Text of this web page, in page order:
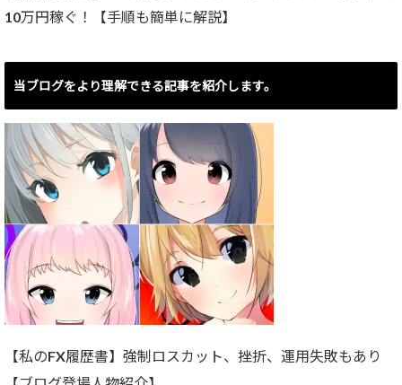
10万円稼ぐ！【手順も簡単に解説】
当ブログをより理解できる記事を紹介します。
【私のFX履歴書】強制ロスカット、挫折、運用失敗もあり